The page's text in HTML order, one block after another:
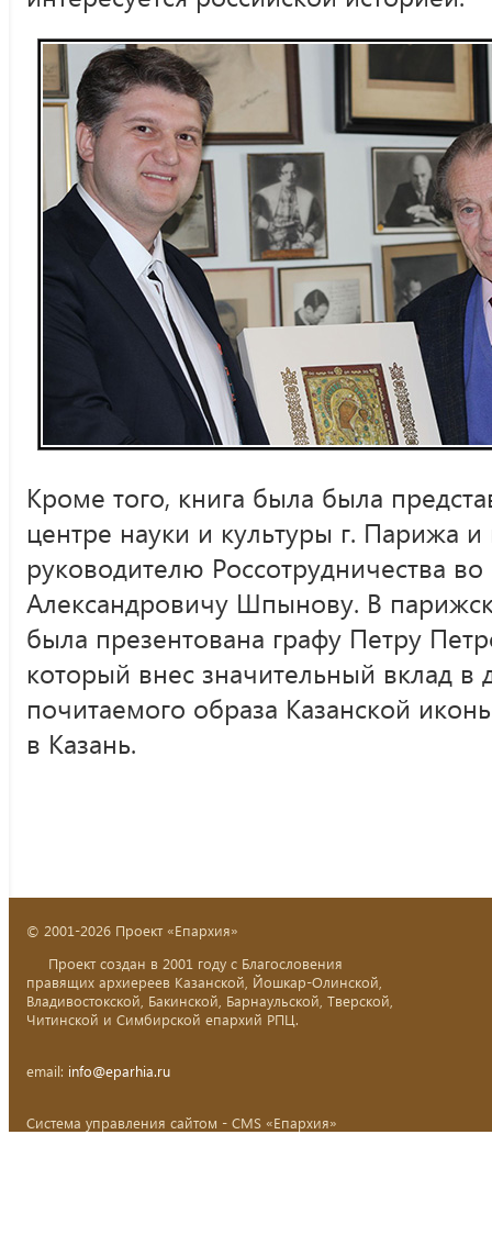
Кроме того, книга была была
центре науки и культуры г. Парижа и
руководителю Россотрудничества
Александровичу Шпынову. В
была презентована графу Петру
который внес значительный вклад в
почитаемого образа Казанской
в Казань.
© 2001-2026 Проект «Епархия»
Проект создан в 2001 году с Благословения
правящих архиереев Казанской, Йошкар-Олинской,
Владивостокской, Бакинской, Барнаульской, Тверской,
Читинской и Симбирской епархий РПЦ.
email: info@eparhia.ru
Система управления сайтом - CMS «Епархия»